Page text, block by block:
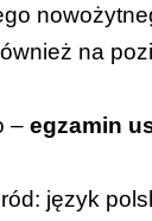
na
– egzamin
język